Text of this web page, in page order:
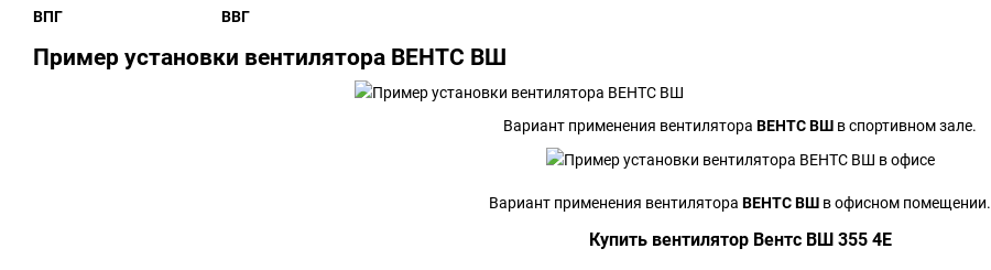
ВПГ ВВГ
Пример установки вентилятора ВЕНТС ВШ
Вариант применения вентилятора ВЕНТС ВШ в спортивном зале.
Вариант применения вентилятора ВЕНТС ВШ в офисном помещении.
Купить вентилятор Вентс ВШ 355 4Е